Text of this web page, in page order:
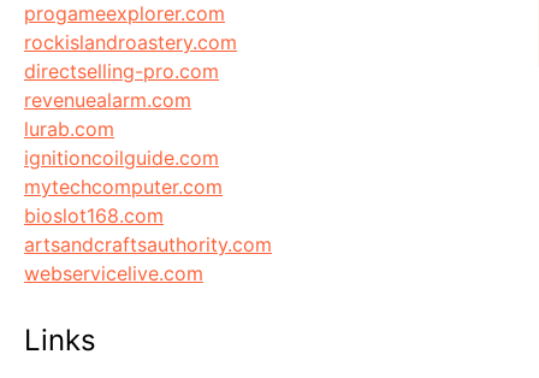
progameexplorer.com
rockislandroastery.com
directselling-pro.com
revenuealarm.com
lurab.com
ignitioncoilguide.com
mytechcomputer.com
bioslot168.com
artsandcraftsauthority.com
webservicelive.com
Links